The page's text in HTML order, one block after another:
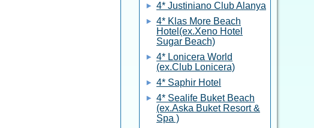
4* Justiniano Club Alanya
4* Klas More Beach
Hotel(ex.Xeno Hotel
Sugar Beach)
4* Lonicera World
(ex.Club Lonicera)
4* Saphir Hotel
4* Sealife Buket Beach
(ex.Aska Buket Resort &
Spa )